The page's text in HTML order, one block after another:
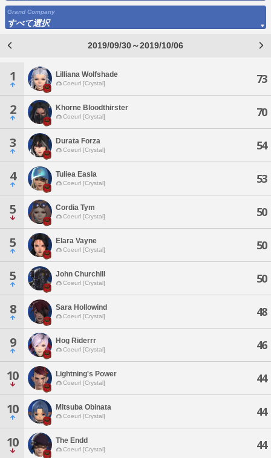
Grand Company
すべて選択
2019/09/30～2019/10/06
1 Lilliana Wolfshade
Coeurl [Crystal] 73
2 Khorne Bloodthirster
Coeurl [Crystal] 70
3 Durata Forza
Coeurl [Crystal] 54
4 Tuliea Easla
Coeurl [Crystal] 53
5 Cordia Tym
Coeurl [Crystal] 50
5 Elara Vayne
Coeurl [Crystal] 50
5 John Churchill
Coeurl [Crystal] 50
8 Sara Hollowind
Coeurl [Crystal] 48
9 Hog Riderrr
Coeurl [Crystal] 46
10 Lightning's Power
Coeurl [Crystal] 44
10 Mitsuba Obinata
Coeurl [Crystal] 44
10 The Endd
Coeurl [Crystal] 44